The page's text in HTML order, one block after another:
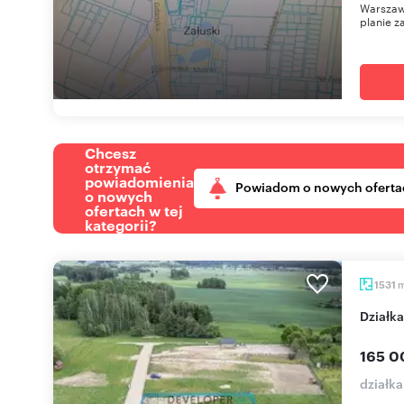
planie
Chcesz
otrzymać
powiadomienia
o nowych
ofertach w tej
kategorii?
Powiadom o nowych
1531
165